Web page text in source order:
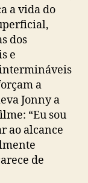
a vida do
dos
e
intermináveis
a
Jonny a
“Eu sou
ao alcance
de